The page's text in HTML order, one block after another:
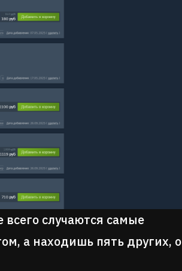
случаются самые
а находишь пять других, о